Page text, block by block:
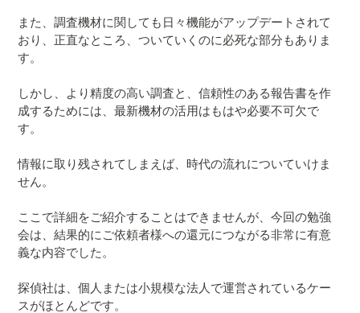
また、調査機材に関しても日々機能がアップデートされて
おり、正直なところ、ついていくのに必死な部分もありま
す。
しかし、より精度の高い調査と、信頼性のある報告書を作
成するためには、最新機材の活用はもはや必要不可欠で
す。
情報に取り残されてしまえば、時代の流れについていけま
せん。
ここで詳細をご紹介することはできませんが、今回の勉強
会は、結果的にご依頼者様への還元につながる非常に有意
義な内容でした。
探偵社は、個人または小規模な法人で運営されているケー
スがほとんどです。